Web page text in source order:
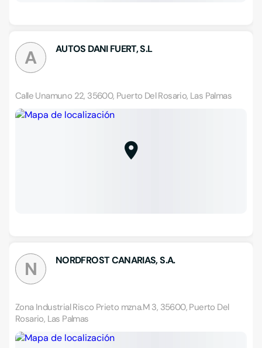
A AUTOS DANI FUERT, S.L
Calle Unamuno 22, 35600, Puerto Del Rosario, Las Palmas
N NORDFROST CANARIAS, S.A.
Zona Industrial Risco Prieto mzna.M 3, 35600, Puerto Del
Rosario, Las Palmas